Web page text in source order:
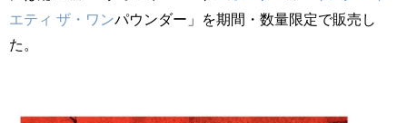
エティ ザ・ワンパウンダー」を期間・数量限定で販売し
た。